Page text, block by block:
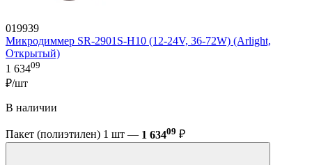
019939
Микродиммер SR-2901S-H10 (12-24V, 36-72W) (Arlight,
Открытый)
1 63409
₽/шт
В наличии
Пакет (полиэтилен) 1 шт — 1 63409 ₽